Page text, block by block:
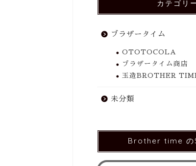
カテゴリ
ブラザータイム
OTOTOCOLA
ブラザータイム商店
玉造BROTHER
未分類
Brother time の